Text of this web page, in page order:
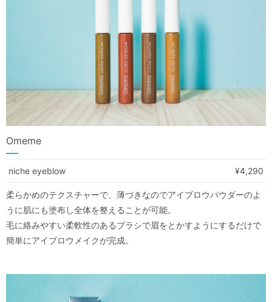
Omeme
niche eyeblow ¥4,290
柔らかめのテクスチャーで、薄づきなのでアイブロウパウダーのよ
うに肌にも塗布し全体を整えることが可能。
毛に絡みやすい柔軟性のあるブラシで眉をとかすようにするだけで
簡単にアイブロウメイクが完成。